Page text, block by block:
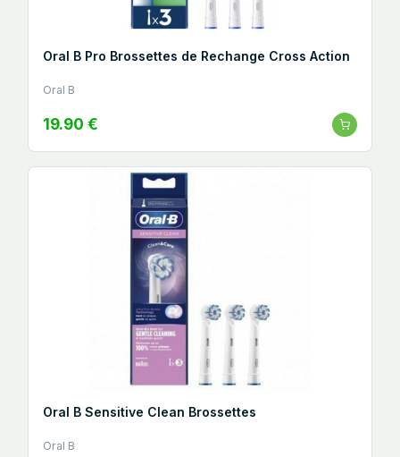
Oral B Pro Brossettes de Rechange Cross Action
Oral B
19.90 €
Oral B Sensitive Clean Brossettes
Oral B